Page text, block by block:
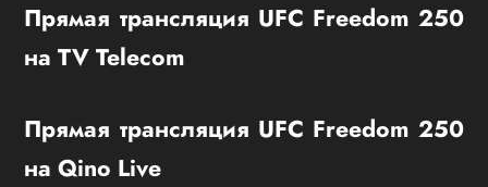
Прямая трансляция UFC Freedom 250
на TV Telecom
Прямая трансляция UFC Freedom 250
на Qino Live